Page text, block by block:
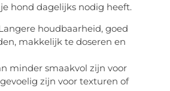
hond dagelijks nodig heeft.
houdbaarheid, goed
makkelijk te doseren en
minder smaakvol zijn voor
zijn voor texturen of